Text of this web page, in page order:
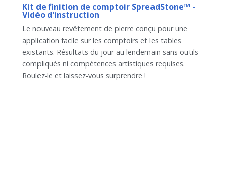
Kit de finition de comptoir SpreadStone™ -
Vidéo d'instruction
Le nouveau revêtement de pierre conçu pour une
application facile sur les comptoirs et les tables
existants. Résultats du jour au lendemain sans outils
compliqués ni compétences artistiques requises.
Roulez-le et laissez-vous surprendre !